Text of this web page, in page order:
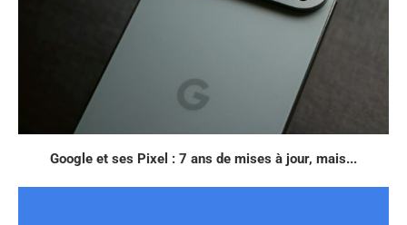
Google et ses Pixel : 7 ans de mises à jour, mais...